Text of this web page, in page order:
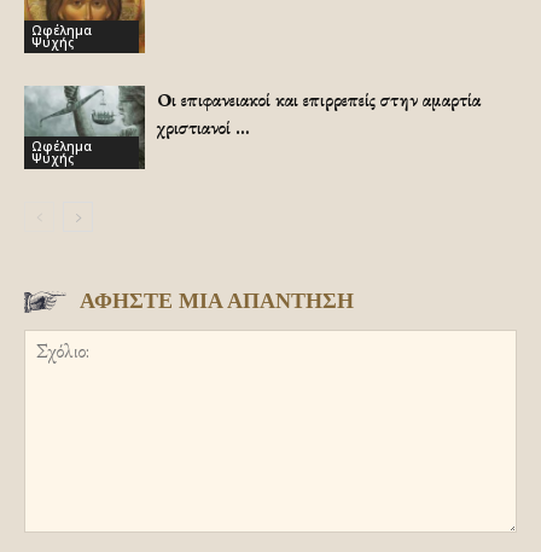
Ωφέλημα
Ψυχής
Ωφέλημα
Ψυχής
Οι επιφανειακοί και επιρρεπείς στην αμαρτία
χριστιανοί …
ΑΦΗΣΤΕ ΜΙΑ ΑΠΑΝΤΗΣΗ